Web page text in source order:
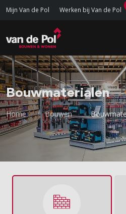
Mijn Van de Pol Werken bij Van de Pol
Bouwmaterialen
Home Bouwen